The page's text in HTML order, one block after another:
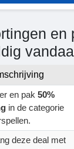
en
en pak 50%
in de categorie
deze deal met